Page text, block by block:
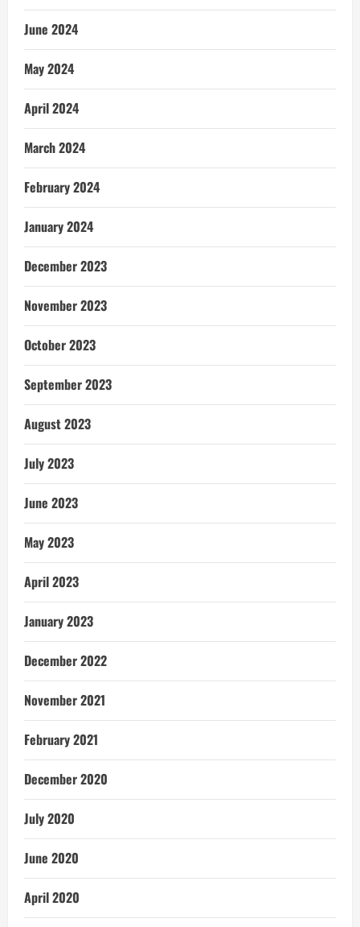
June 2024
May 2024
April 2024
March 2024
February 2024
January 2024
December 2023
November 2023
October 2023
September 2023
August 2023
July 2023
June 2023
May 2023
April 2023
January 2023
December 2022
November 2021
February 2021
December 2020
July 2020
June 2020
April 2020